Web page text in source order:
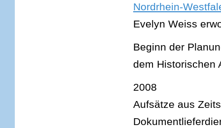
Nordrhein-
Evelyn Weiss
Beginn der
dem Historischen
2008
Aufsätze aus